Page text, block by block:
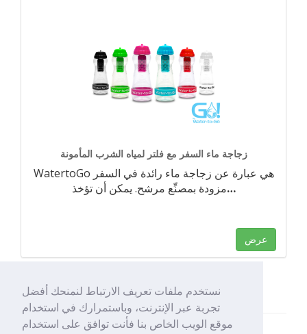
نستخدم ملفات تعريف الارتباط لنمنحك أفضل
تجربة عبر الإنترنت، وباستمرارك في استخدام
موقع الويب الخاص بنا فأنت توافق على استخدام
زجاجة ماء السفر مع فلتر لمياه الشرب المأمونة
WatertoGo هي عبارة عن زجاجة ماء رائدة في السفر
مزودة بمصنِّع مرشح. يمكن أن تؤخذ…
عرض